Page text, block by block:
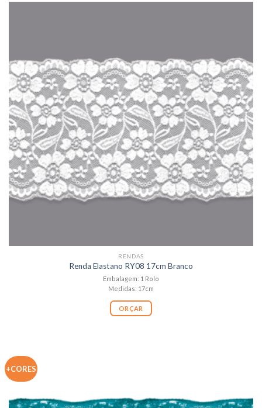
RENDAS
Renda Elastano RY08 17cm Branco
Embalagem: 1 Rolo
Medidas: 17cm
ORÇAR
+CORES